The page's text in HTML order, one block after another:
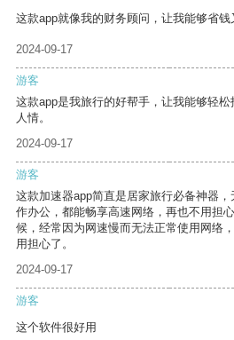
这款app就像我的财务顾问，让我能够省钱
2024-09-17
游客
这款app是我旅行的好帮手，让我能够轻
人情。
2024-09-17
游客
这款加速器app简直是居家旅行必备神器
作办公，都能畅享高速网络，再也不用担
候，经常因为网速慢而无法正常使用网络
用担心了。
2024-09-17
游客
这个软件很好用